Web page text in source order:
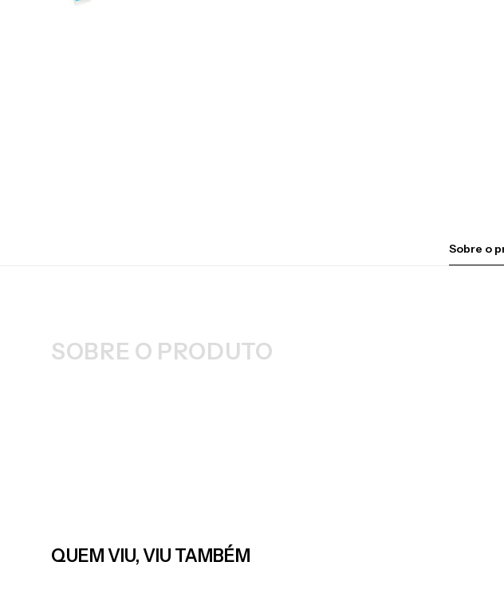
Sobre o
SOBRE O PRODUTO
QUEM VIU, VIU TAMBÉM